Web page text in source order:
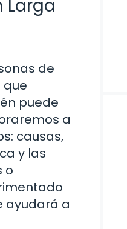
Larga
de
puede
a
causas,
y las
o
ayudará a